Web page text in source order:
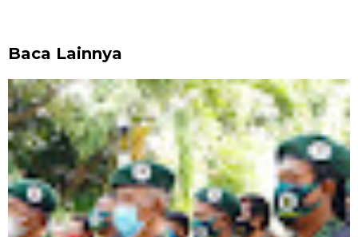
Baca Lainnya